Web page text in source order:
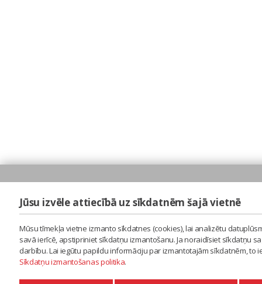
Jūsu izvēle attiecībā uz sīkdatnēm šajā vietnē
Mūsu tīmekļa vietne izmanto sīkdatnes (cookies), lai analizētu
savā ierīcē, apstipriniet sīkdatņu izmantošanu. Ja noraidīsiet sīkdatņu
darbību. Lai iegūtu papildu informāciju par izmantotajām sīkdatnēm,
Sīkdatņu izmantošanas politika.